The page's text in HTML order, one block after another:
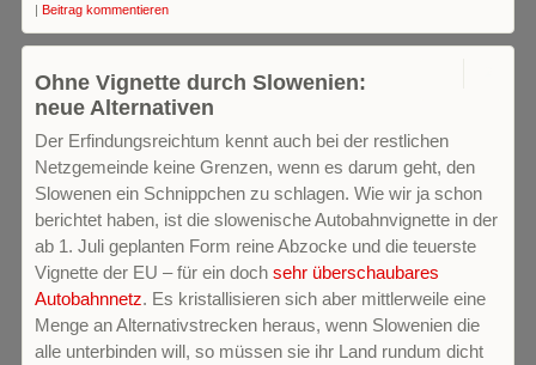
| Beitrag kommentieren
Ohne Vignette durch Slowenien:
neue Alternativen
Der Erfindungsreichtum kennt auch bei der restlichen
Netzgemeinde keine Grenzen, wenn es darum geht, den
Slowenen ein Schnippchen zu schlagen. Wie wir ja schon
berichtet haben, ist die slowenische Autobahnvignette in der
ab 1. Juli geplanten Form reine Abzocke und die teuerste
Vignette der EU – für ein doch sehr überschaubares
Autobahnnetz. Es kristallisieren sich aber mittlerweile eine
Menge an Alternativstrecken heraus, wenn Slowenien die
alle unterbinden will, so müssen sie ihr Land rundum dicht